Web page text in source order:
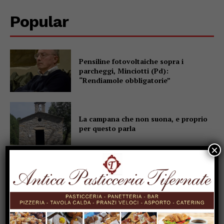
Popular
Pensiline fotovoltaiche sopra i
parcheggi, Minciotti (Pd):
“Rendiamole obbligatorie”
La campana che non suona, e proprio
per questo parla
A Garavelle si torna bambini per un
giorno: “Evviva la Campagna!” al
museo delle tradizioni popolari
Grazie al fondo Conte 55 milioni
×